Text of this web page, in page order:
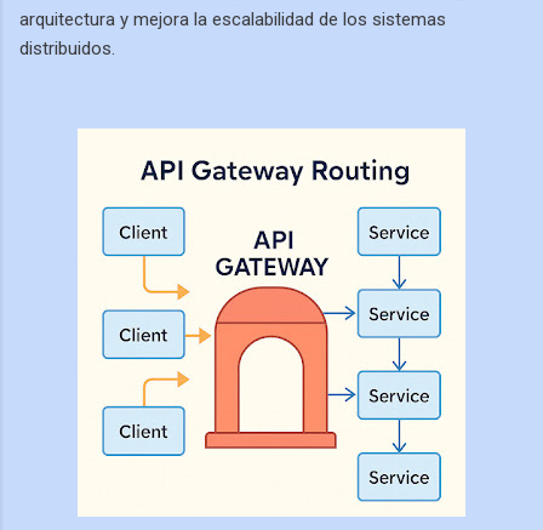
arquitectura y mejora la escalabilidad de los sistemas
distribuidos.